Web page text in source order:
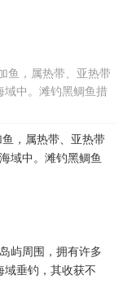
鱼，属热带、亚热带
中。滩钓黑鲷鱼措
，属热带、亚热带
域中。滩钓黑鲷鱼
屿周围，拥有许多
域垂钓，其收获不